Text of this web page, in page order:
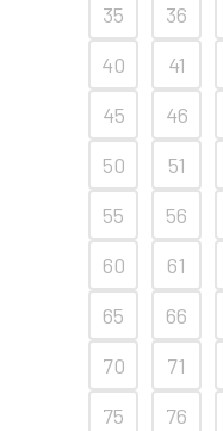
35
36
40
41
45
46
50
51
55
56
60
61
65
66
70
71
75
76